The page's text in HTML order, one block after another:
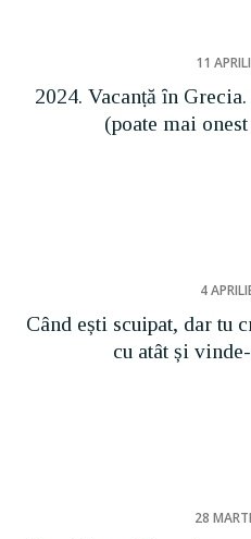
11
2024. Vacanṭă ȋn
(poate mai
4
Când ești scuipat, dar tu
cu atât și
28